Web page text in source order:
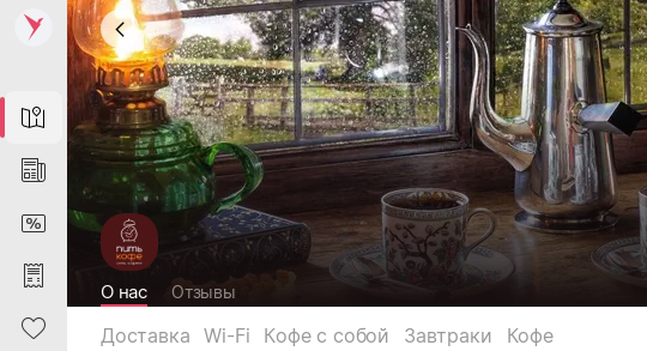
Map
News
DiscountCard
Purchases
Heart
О нас Отзывы
Доставка Wi-Fi Кофе с собой Завтраки
Кофе